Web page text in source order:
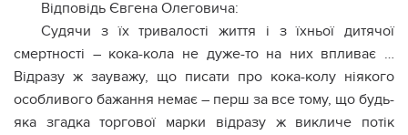
Відповідь Євгена Олеговича:
Судячи з їх тривалості життя і з їхньої дитячої
cмepтнoсті – кока-кола не дуже-то на них впливає …
Відразу ж зауважу, що писати про кока-колу ніякого
особливого бажання немає – перш за все тому, що будь-
яка згадка торгової марки відразу ж викличе потік